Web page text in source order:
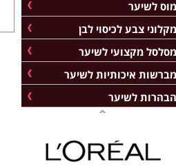
מוס לשיער
מקלוני צבע לכיסוי לבן
מסלסל מקצועי לשיער
מברשות איכותיות לשיער
הבהרות לשיער